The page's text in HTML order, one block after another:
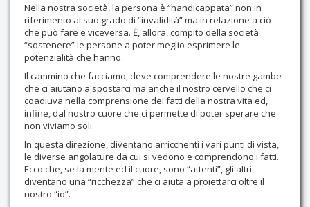
Nella nostra società, la persona è “handicappata” non in
riferimento al suo grado di “invalidità” ma in relazione a ciò
che può fare e viceversa. Ė, allora, compito della società
“sostenere” le persone a poter meglio esprimere le
potenzialità che hanno.
Il cammino che facciamo, deve comprendere le nostre gambe
che ci aiutano a spostarci ma anche il nostro cervello che ci
coadiuva nella comprensione dei fatti della nostra vita ed,
infine, dal nostro cuore che ci permette di poter sperare che
non viviamo soli.
In questa direzione, diventano arricchenti i vari punti di vista,
le diverse angolature da cui si vedono e comprendono i fatti.
Ecco che, se la mente ed il cuore, sono “attenti”, gli altri
diventano una “ricchezza” che ci aiuta a proiettarci oltre il
nostro “io”.